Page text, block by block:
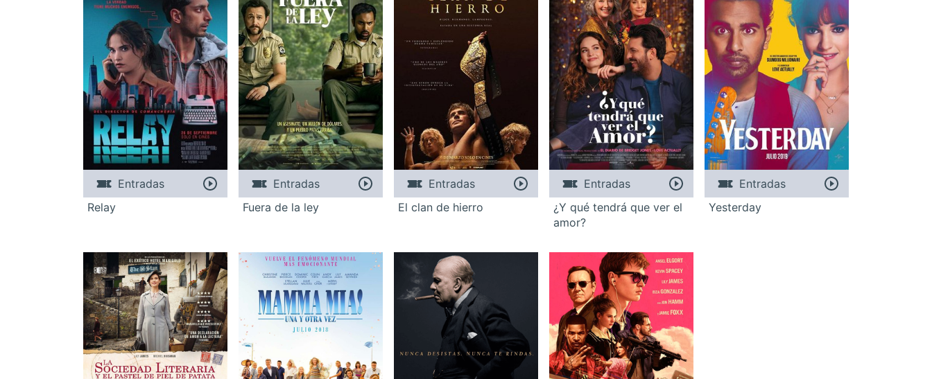
Entradas
Relay
Entradas
Fuera de la ley
Entradas
El clan de hierro
Entradas
¿Y qué tendrá que ver el
amor?
Entradas
Yesterday